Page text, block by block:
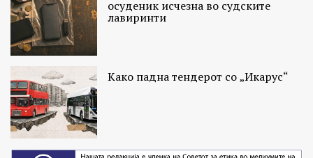
осуденик исчезна во судските
лавиринти
Како падна тендерот со „Икарус“